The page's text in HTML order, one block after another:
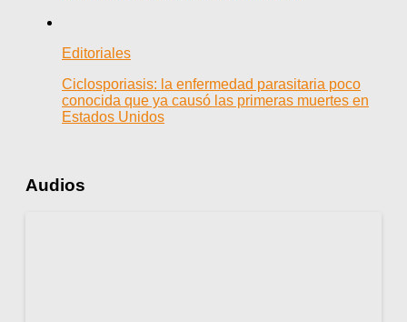
Editoriales
Ciclosporiasis: la enfermedad parasitaria poco
conocida que ya causó las primeras muertes en
Estados Unidos
Audios